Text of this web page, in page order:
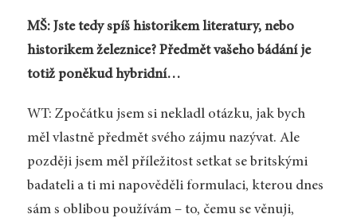
MŠ: Jste tedy spíš historikem literatury, nebo
historikem železnice? Předmět vašeho bádání je
totiž poněkud hybridní…
WT: Zpočátku jsem si nekladl otázku, jak bych
měl vlastně předmět svého zájmu nazývat. Ale
později jsem měl příležitost setkat se britskými
badateli a ti mi napověděli formulaci, kterou dnes
sám s oblibou používám – to, čemu se věnuji,